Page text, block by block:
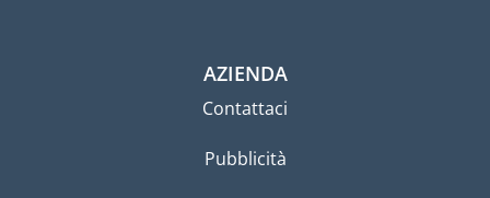
AZIENDA
Contattaci
Pubblicità